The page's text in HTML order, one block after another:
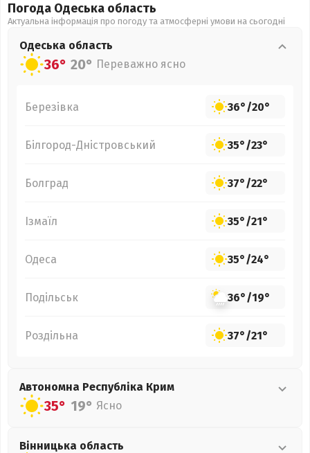
Погода Одеська область
Актуальна інформація про погоду та атмосферні умови на сьогодні
Одеська область
36° 20° Переважно ясно
Березівка 36°/20°
Білгород-Дністровський 35°/23°
Болград 37°/22°
Ізмаїл 35°/21°
Одеса 35°/24°
Подільськ 36°/19°
Роздільна 37°/21°
Автономна Республіка Крим
35° 19° Ясно
Вінницька область